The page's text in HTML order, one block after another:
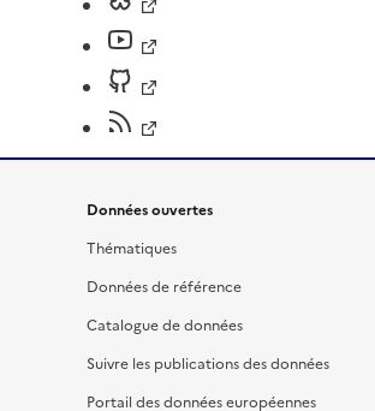
Données ouvertes
Thématiques
Données de référence
Catalogue de données
Suivre les publications des données
Portail des données européennes